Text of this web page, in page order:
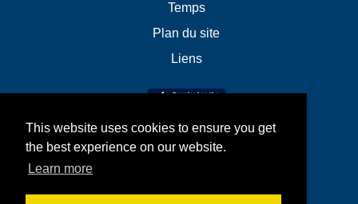
This website uses cookies to ensure you get
the best experience on our website.
Learn more
Temps
Plan du site
Liens